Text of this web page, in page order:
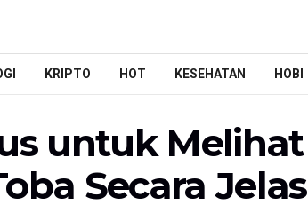
KRIPTO HOT KESEHATAN HOBI
untuk Melihat
Secara Jelas